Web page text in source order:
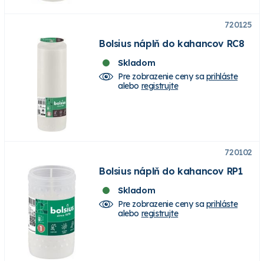
720125
Bolsius náplň do kahancov RC8
Skladom
Pre zobrazenie ceny saprihláste
alebo registrujte
720102
Bolsius náplň do kahancov RP1
Skladom
Pre zobrazenie ceny saprihláste
alebo registrujte